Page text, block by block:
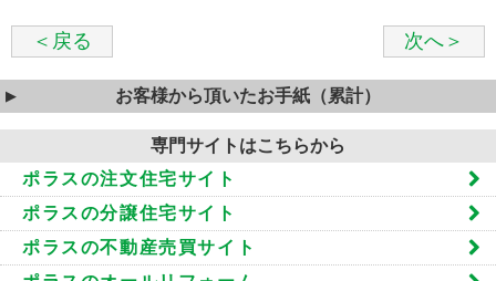
＜戻る 次へ＞
お客様から頂いたお手紙（累計）
専門サイトはこちらから
ポラスの注文住宅サイト
ポラスの分譲住宅サイト
ポラスの不動産売買サイト